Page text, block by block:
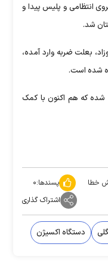
انتظامی و پلیس پیدا و
شد.
بعلت ضربه وارد آمده،
شده است.
که هم اکنون با کمک
خطا پسندها:۰
اشتراک گذاری
دستگاه اکسیژن